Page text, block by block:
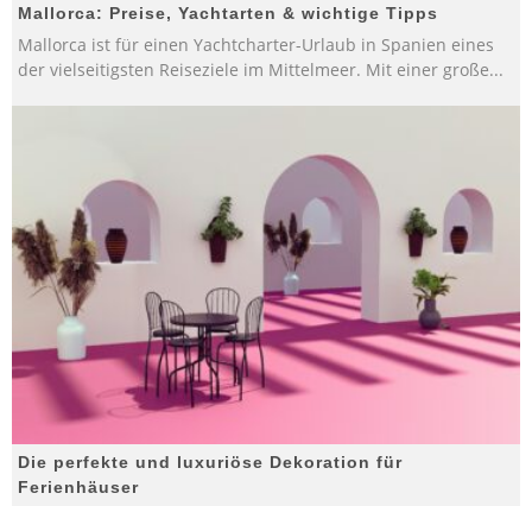
Mallorca: Preise, Yachtarten & wichtige Tipps
Mallorca ist für einen Yachtcharter-Urlaub in Spanien eines
der vielseitigsten Reiseziele im Mittelmeer. Mit einer große...
Die perfekte und luxuriöse Dekoration für
Ferienhäuser